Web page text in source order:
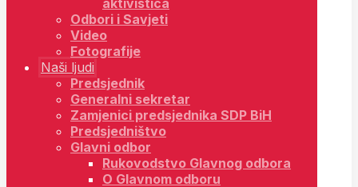
aktivistica
Odbori i Savjeti
Video
Fotografije
Naši ljudi
Predsjednik
Generalni sekretar
Zamjenici predsjednika SDP BiH
Predsjedništvo
Glavni odbor
Rukovodstvo Glavnog odbora
O Glavnom odboru